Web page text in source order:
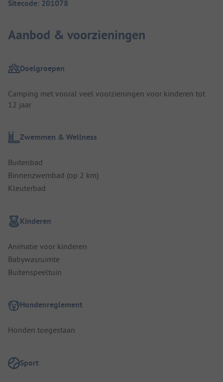
Sitecode: 201078
Aanbod & voorzieningen
Doelgroepen
Camping met vooral veel voorzieningen voor kinderen tot
12 jaar
Zwemmen & Wellness
Buitenbad
Binnenzwembad (op 2 km)
Kleuterbad
Kinderen
Animatie voor kinderen
Babywasruimte
Buitenspeeltuin
Hondenreglement
Honden toegestaan
Sport